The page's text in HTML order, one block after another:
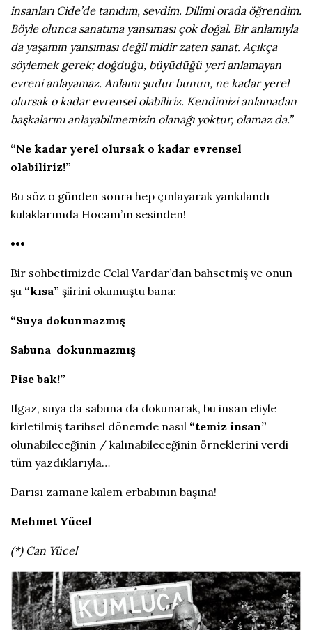
insanları Cide’de tanıdım, sevdim. Dilimi orada öğrendim.
Böyle olunca sanatıma yansıması çok doğal. Bir anlamıyla
da yaşamın yansıması değil midir zaten sanat. Açıkça
söylemek gerek; doğduğu, büyüdüğü yeri anlamayan
evreni anlayamaz. Anlamı şudur bunun, ne kadar yerel
olursak o kadar evrensel olabiliriz. Kendimizi anlamadan
başkalarını anlayabilmemizin olanağı yoktur, olamaz da.”
“Ne kadar yerel olursak o kadar evrensel
olabiliriz!”
Bu söz o günden sonra hep çınlayarak yankılandı
kulaklarımda Hocam’ın sesinden!
•••
Bir sohbetimizde Celal Vardar’dan bahsetmiş ve onun
şu “kısa” şiirini okumuştu bana:
“Suya dokunmazmış
Sabuna dokunmazmış
Pise bak!”
Ilgaz, suya da sabuna da dokunarak, bu insan eliyle
kirletilmiş tarihsel dönemde nasıl “temiz insan”
olunabileceğinin / kalınabileceğinin örneklerini verdi
tüm yazdıklarıyla…
Darısı zamane kalem erbabının başına!
Mehmet Yücel
(*) Can Yücel